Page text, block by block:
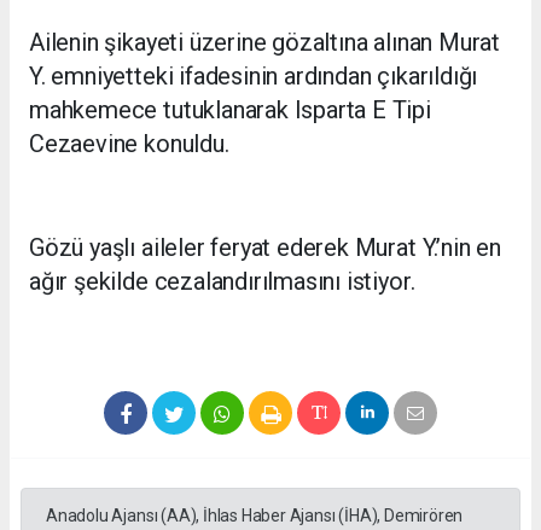
Ailenin şikayeti üzerine gözaltına alınan Murat
Y. emniyetteki ifadesinin ardından çıkarıldığı
mahkemece tutuklanarak Isparta E Tipi
Cezaevine konuldu.
Gözü yaşlı aileler feryat ederek Murat Y.’nin en
ağır şekilde cezalandırılmasını istiyor.
Anadolu Ajansı (AA), İhlas Haber Ajansı (İHA), Demirören